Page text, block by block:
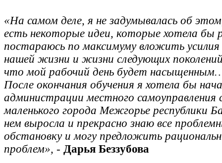
«На самом деле, я не задумывалась об
есть некоторые идеи, которые хотела бы
постараюсь по максимуму вложить усилия
нашей жизни и жизни следующих
что мой рабочий день будет
После окончания обучения я хотела бы
администрации местного самоуправления
маленького города Межгорье республики
нем выросла и прекрасно знаю все
обстановку и могу предложить
проблем», - Дарья Беззубова